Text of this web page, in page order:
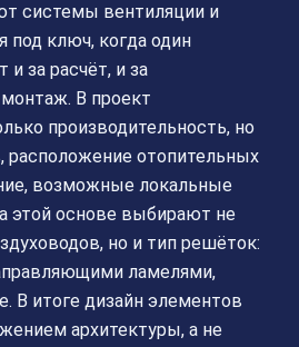
системы вентиляции и
под ключ, когда один
и за расчёт, и за
В проект
производительность, но
расположение отопительных
возможные локальные
этой основе выбирают не
но и тип решёток:
ламелями,
В итоге дизайн элементов
архитектуры, а не